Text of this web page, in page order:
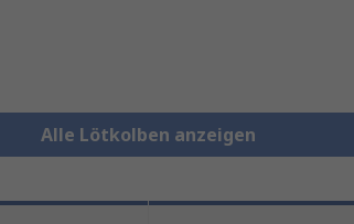
Alle Lötkolben anzeigen